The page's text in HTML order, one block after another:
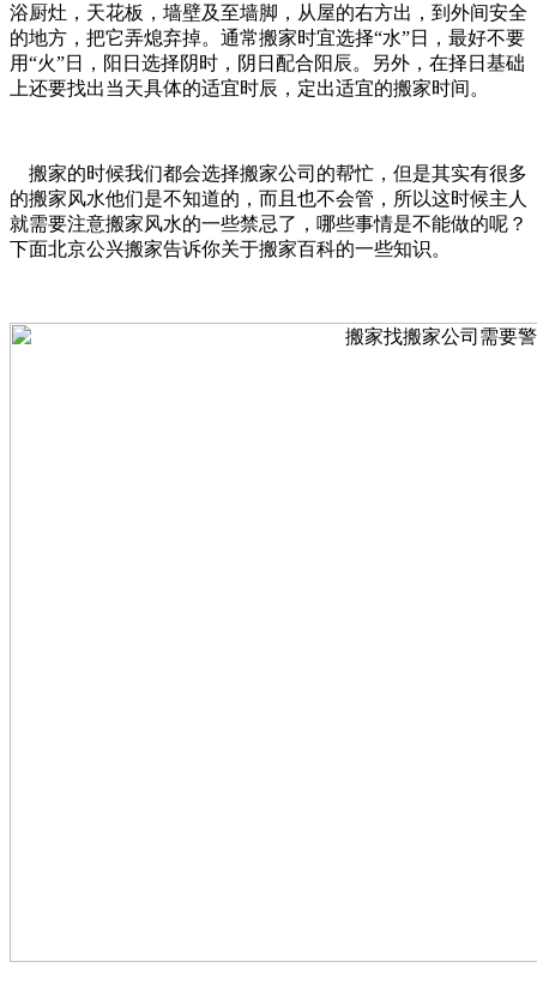
浴厨灶，天花板，墙壁及至墙脚，从屋的右方出，到外间安全
的地方，把它弄熄弃掉。通常搬家时宜选择“水”日，最好不要
用“火”日，阳日选择阴时，阴日配合阳辰。另外，在择日基础
上还要找出当天具体的适宜时辰，定出适宜的搬家时间。
搬家的时候我们都会选择搬家公司的帮忙，但是其实有很多
的搬家风水他们是不知道的，而且也不会管，所以这时候主人
就需要注意搬家风水的一些禁忌了，哪些事情是不能做的呢？
下面北京公兴搬家告诉你关于搬家百科的一些知识。